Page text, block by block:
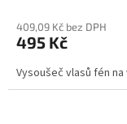
409,09 Kč bez DPH
495 Kč
Vysoušeč vlasů fén